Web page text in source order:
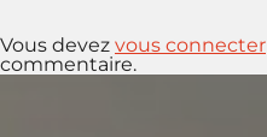
Vous devez vous connecter
commentaire.